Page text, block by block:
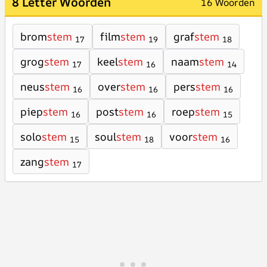
bromstem 17 filmstem 19 grafstem 18
grogstem 17 keelstem 16 naamstem 14
neusstem 16 overstem 16 persstem 16
piepstem 16 poststem 16 roepstem 15
solostem 15 soulstem 18 voorstem 16
zangstem 17